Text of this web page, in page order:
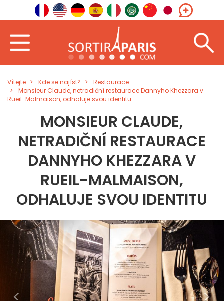
Vítejte Kde se najíst?
Restaurace
Monsieur Claude, netradiční restaurace Dannyho Khezzara v
Rueil-Malmaison, odhaluje svou identitu
MONSIEUR CLAUDE,
NETRADIČNÍ RESTAURACE
DANNYHO KHEZZARA V
RUEIL-MALMAISON,
ODHALUJE SVOU IDENTITU